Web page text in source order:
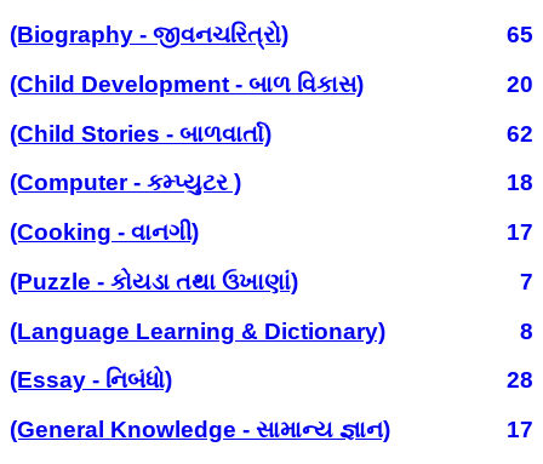
(Biography - જીવનચરિત્રો)
65
(Child Development - બાળ વિકાસ)
20
(Child Stories - બાળવાર્તા)
62
(Computer - કમ્પ્યુટર )
18
(Cooking - વાનગી)
17
(Puzzle - કોયડા તથા ઉખાણાં)
7
(Language Learning & Dictionary)
8
(Essay - નિબંધો)
28
(General Knowledge - સામાન્ય જ્ઞાન)
17